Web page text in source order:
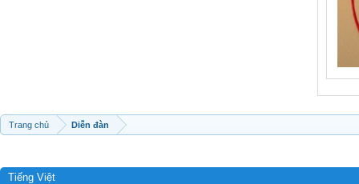
Trang chủ Diễn đàn
Tiếng Việt